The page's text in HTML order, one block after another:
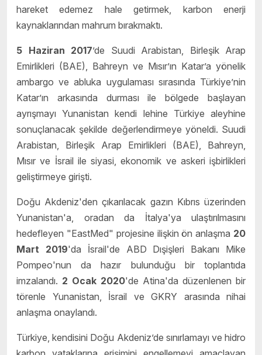
hareket edemez hale getirmek, karbon enerji
kaynaklarından mahrum bırakmaktı.
5 Haziran 2017’de Suudi Arabistan, Birleşik Arap
Emirlikleri (BAE), Bahreyn ve Mısır’ın Katar’a yönelik
ambargo ve abluka uygulaması sırasında Türkiye’nin
Katar’ın arkasında durması ile bölgede başlayan
ayrışmayı Yunanistan kendi lehine Türkiye aleyhine
sonuçlanacak şekilde değerlendirmeye yöneldi. Suudi
Arabistan, Birleşik Arap Emirlikleri (BAE), Bahreyn,
Mısır ve İsrail ile siyasi, ekonomik ve askeri işbirlikleri
geliştirmeye girişti.
Doğu Akdeniz'den çıkarılacak gazın Kıbrıs üzerinden
Yunanistan'a, oradan da İtalya'ya ulaştırılmasını
hedefleyen "EastMed" projesine ilişkin ön anlaşma 20
Mart 2019'da İsrail'de ABD Dışişleri Bakanı Mike
Pompeo'nun da hazır bulunduğu bir toplantıda
imzalandı. 2 Ocak 2020'de Atina'da düzenlenen bir
törenle Yunanistan, İsrail ve GKRY arasında nihai
anlaşma onaylandı.
Türkiye, kendisini Doğu Akdeniz’de sınırlamayı ve hidro